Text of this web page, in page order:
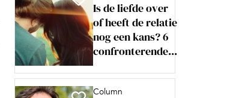
Is de liefde over
of heeft de relatie
nog een kans? 6
confronterende...
Column